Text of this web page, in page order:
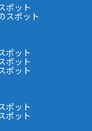
ポット
スポット
ポット
ポット
ポット
ポット
ポット